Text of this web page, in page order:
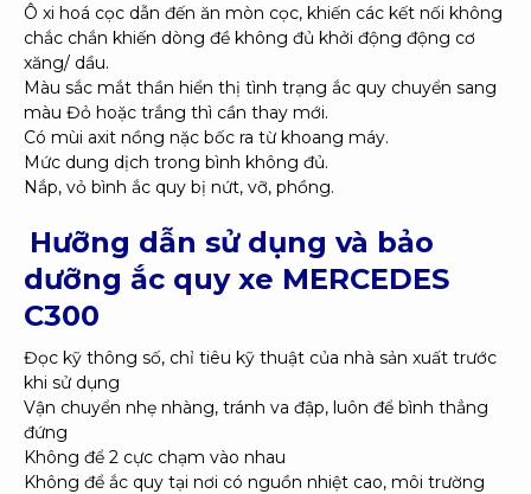
Ô xi hoá cọc dẫn đến ăn mòn cọc, khiến các kết nối không
chắc chắn khiến dòng đề không đủ khởi động động cơ
xăng/ dầu.
Màu sắc mắt thần hiển thị tình trạng ắc quy chuyển sang
màu Đỏ hoặc trắng thì cần thay mới.
Có mùi axit nồng nặc bốc ra từ khoang máy.
Mức dung dịch trong bình không đủ.
Nắp, vỏ bình ắc quy bị nứt, vỡ, phồng.
Hưỡng dẫn sử dụng và bảo
dưỡng ắc quy xe MERCEDES
C300
Đọc kỹ thông số, chỉ tiêu kỹ thuật của nhà sản xuất trước
khi sử dụng
Vận chuyển nhẹ nhàng, tránh va đập, luôn để bình thẳng
đứng
Không để 2 cực chạm vào nhau
Không để ắc quy tại nơi có nguồn nhiệt cao, môi trường